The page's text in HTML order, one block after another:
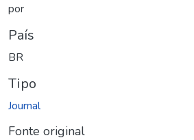
por
País
BR
Tipo
Journal
Fonte original